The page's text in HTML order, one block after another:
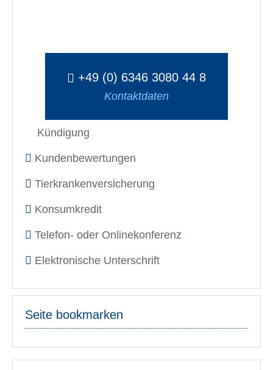
+49 (0) 6346 3080 44 8
Kontaktdaten
Kündigung
Kundenbewertungen
Tierkrankenversicherung
Konsumkredit
Telefon- oder Onlinekonferenz
Elektronische Unterschrift
Seite bookmarken